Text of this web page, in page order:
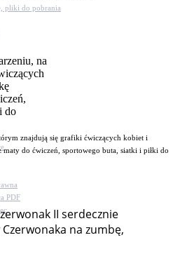
pliki do pobrania
PDF
znajdują się grafiki ćwiczących kobiet i
do ćwiczeń, sportowego buta, siatki i piłki do
II serdecznie
na zumbę,